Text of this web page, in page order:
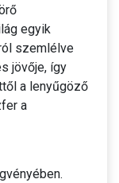
egyik
szemlélve
jövője, így
a lenyűgöző
a